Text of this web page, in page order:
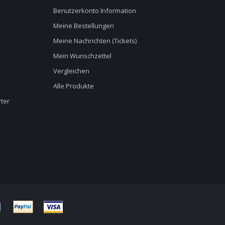
Benutzerkonto Information
Meine Bestellungen
Meine Nachrichten (Tickets)
Mein Wunschzettel
Vergleichen
Alle Produkte